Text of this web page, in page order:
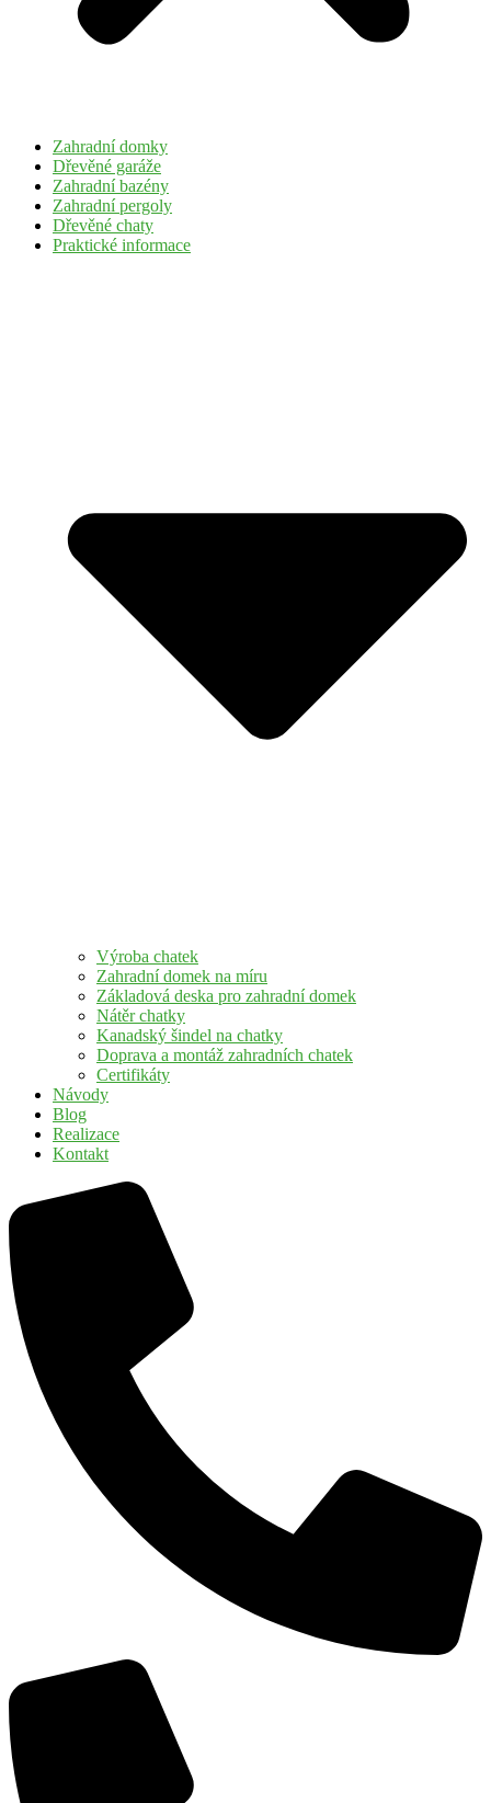
Zahradní domky
Dřevěné garáže
Zahradní bazény
Zahradní pergoly
Dřevěné chaty
Praktické informace
Výroba chatek
Zahradní domek na míru
Základová deska pro zahradní domek
Nátěr chatky
Kanadský šindel na chatky
Doprava a montáž zahradních chatek
Certifikáty
Návody
Blog
Realizace
Kontakt